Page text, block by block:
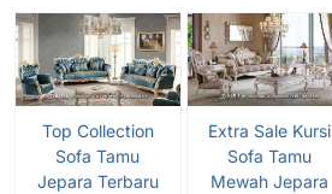
Top Collection
Sofa Tamu
Jepara Terbaru
Extra Sale Kursi
Sofa Tamu
Mewah Jepara